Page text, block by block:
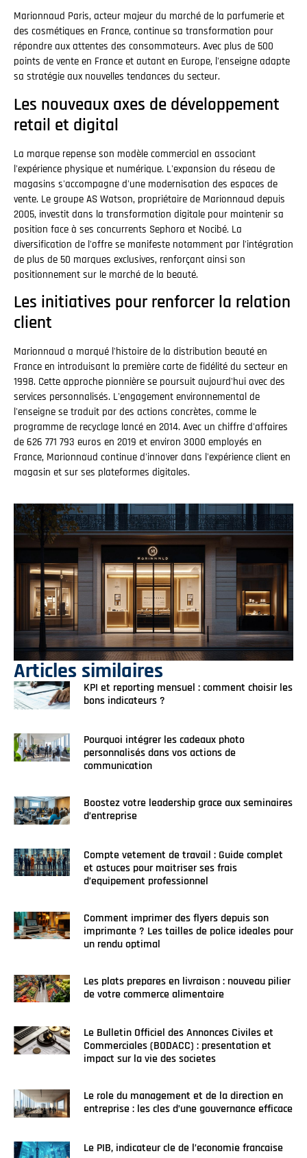
Marionnaud Paris, acteur majeur du marché de la parfumerie et
des cosmétiques en France, continue sa transformation pour
répondre aux attentes des consommateurs. Avec plus de 500
points de vente en France et autant en Europe, l'enseigne adapte
sa stratégie aux nouvelles tendances du secteur.
Les nouveaux axes de développement
retail et digital
La marque repense son modèle commercial en associant
l'expérience physique et numérique. L'expansion du réseau de
magasins s'accompagne d'une modernisation des espaces de
vente. Le groupe AS Watson, propriétaire de Marionnaud depuis
2005, investit dans la transformation digitale pour maintenir sa
position face à ses concurrents Sephora et Nocibé. La
diversification de l'offre se manifeste notamment par l'intégration
de plus de 50 marques exclusives, renforçant ainsi son
positionnement sur le marché de la beauté.
Les initiatives pour renforcer la relation
client
Marionnaud a marqué l'histoire de la distribution beauté en
France en introduisant la première carte de fidélité du secteur en
1998. Cette approche pionnière se poursuit aujourd'hui avec des
services personnalisés. L'engagement environnemental de
l'enseigne se traduit par des actions concrètes, comme le
programme de recyclage lancé en 2014. Avec un chiffre d'affaires
de 626 771 793 euros en 2019 et environ 3000 employés en
France, Marionnaud continue d'innover dans l'expérience client en
magasin et sur ses plateformes digitales.
Articles similaires
KPI et reporting mensuel : comment choisir les
bons indicateurs ?
Pourquoi intégrer les cadeaux photo
personnalisés dans vos actions de
communication
Boostez votre leadership grace aux seminaires
d’entreprise
Compte vetement de travail : Guide complet
et astuces pour maitriser ses frais
d’equipement professionnel
Comment imprimer des flyers depuis son
imprimante ? Les tailles de police ideales pour
un rendu optimal
Les plats prepares en livraison : nouveau pilier
de votre commerce alimentaire
Le Bulletin Officiel des Annonces Civiles et
Commerciales (BODACC) : presentation et
impact sur la vie des societes
Le role du management et de la direction en
entreprise : les cles d’une gouvernance efficace
Le PIB, indicateur cle de l’economie francaise